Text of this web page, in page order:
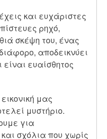
και ευχάριστες
ρηχό,
σκέψη του, ένας
αποδεικνύει
ευαίσθητος
μας
μυστήριο.
για
σχόλια που χωρίς